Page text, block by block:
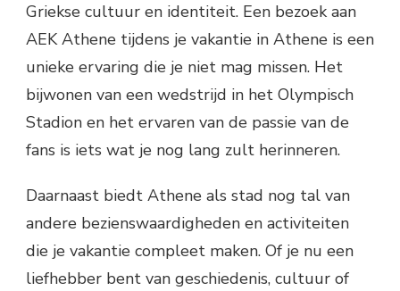
Griekse cultuur en identiteit. Een bezoek aan
AEK Athene tijdens je vakantie in Athene is een
unieke ervaring die je niet mag missen. Het
bijwonen van een wedstrijd in het Olympisch
Stadion en het ervaren van de passie van de
fans is iets wat je nog lang zult herinneren.
Daarnaast biedt Athene als stad nog tal van
andere bezienswaardigheden en activiteiten
die je vakantie compleet maken. Of je nu een
liefhebber bent van geschiedenis, cultuur of